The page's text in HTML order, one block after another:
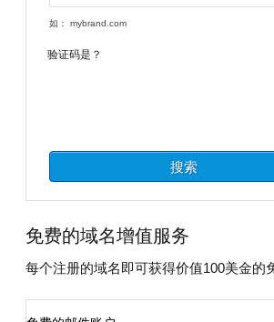
如： mybrand.com
验证码是？
免费的域名增值服务
每个注册的域名即可获得价值100美金的